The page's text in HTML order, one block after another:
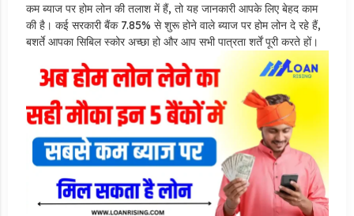
कम ब्याज पर होम लोन की तलाश में हैं, तो यह जानकारी आपके लिए बेहद काम
की है। कई सरकारी बैंक 7.85% से शुरू होने वाले ब्याज पर होम लोन दे रहे हैं,
बशर्ते आपका सिबिल स्कोर अच्छा हो और आप सभी पात्रता शर्तें पूरी करते हों।